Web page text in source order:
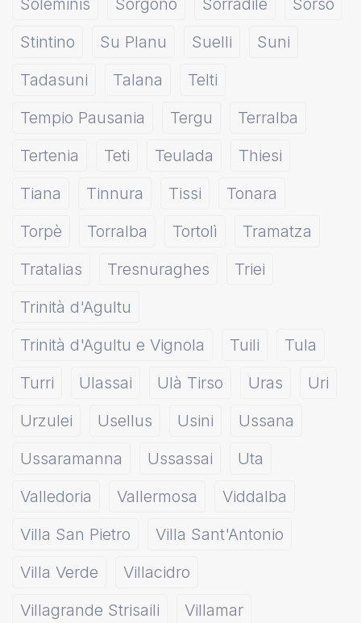
Soleminis
Sorgono Sorradile
Sorso
Stintino
Su Planu Suelli
Suni
Tadasuni
Talana
Telti
Tempio Pausania
Tergu
Terralba
Tertenia
Teti Teulada
Thiesi
Tiana
Tinnura Tissi
Tonara
Torpè
Torralba Tortolì
Tramatza
Tratalias
Tresnuraghes
Triei
Trinità d'Agultu
Trinità d'Agultu e Vignola
Tuili
Tula
Turri
Ulassai Ulà Tirso Uras
Uri
Urzulei
Usellus Usini
Ussana
Ussaramanna
Ussassai
Uta
Valledoria
Vallermosa
Viddalba
Villa San Pietro
Villa Sant'Antonio
Villa Verde
Villacidro
Villagrande Strisaili
Villamar